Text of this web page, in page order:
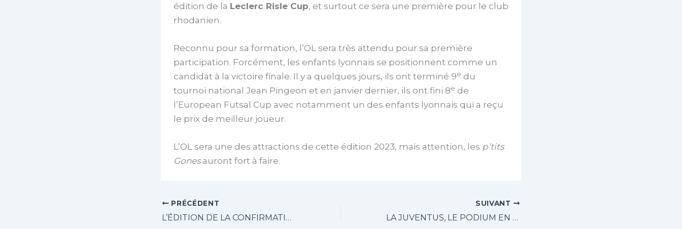
édition de la Leclerc Risle Cup, et surtout ce sera une première pour le club
rhodanien.
Reconnu pour sa formation, l’OL sera très attendu pour sa première
participation. Forcément, les enfants lyonnais se positionnent comme un
candidat à la victoire finale. Il y a quelques jours, ils ont terminé 9e du
tournoi national Jean Pingeon et en janvier dernier, ils ont fini 8e de
l’European Futsal Cup avec notamment un des enfants lyonnais qui a reçu
le prix de meilleur joueur.
L’OL sera une des attractions de cette édition 2023, mais attention, les p’tits
Gonesauront fort à faire.
PRÉCÉDENT
L’ÉDITION DE LA CONFIRMATION POUR LES SANGS ET OR ?
SUIVANT
LA JUVENTUS, LE PODIUM EN TÊTE !